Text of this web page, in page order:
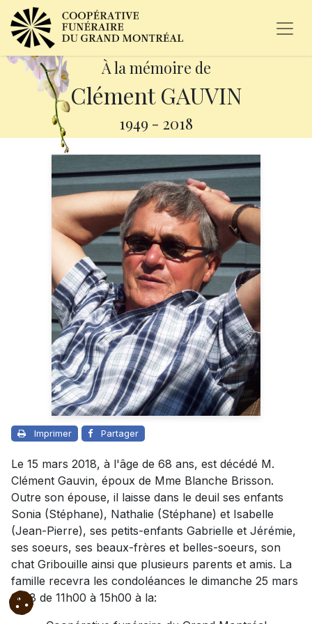
À la mémoire de
Clément GAUVIN
1949 - 2018
Imprimer Partager
Le 15 mars 2018, à l'âge de 68 ans, est décédé M.
Clément Gauvin, époux de Mme Blanche Brisson.
Outre son épouse, il laisse dans le deuil ses enfants
Sonia (Stéphane), Nathalie (Stéphane) et Isabelle
(Jean-Pierre), ses petits-enfants Gabrielle et Jérémie,
ses soeurs, ses beaux-frères et belles-soeurs, son
chat Gribouille ainsi que plusieurs parents et amis. La
famille recevra les condoléances le dimanche 25 mars
2018 de 11h00 à 15h00 à la: